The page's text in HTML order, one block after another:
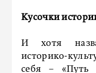
Кусочки
И хотя
историко-
себя – «Путь